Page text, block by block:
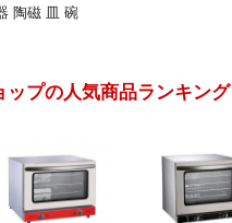
陶磁 皿 碗
ップの人気商品ランキング